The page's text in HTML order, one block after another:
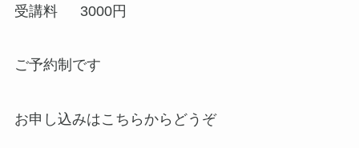
受講料 3000円
ご予約制です
お申し込みはこちらからどうぞ